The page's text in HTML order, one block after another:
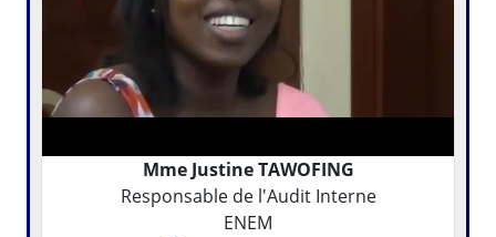
Mme Justine TAWOFING
Responsable de l'Audit Interne
ENEM